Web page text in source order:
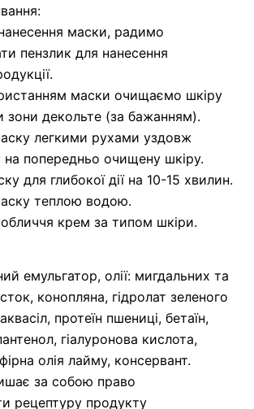
маски, радимо
пензлик для нанесення
маски очищаємо шкіру
зони декольте (за бажанням).
легкими рухами уздовж
на попередньо очищену шкіру.
для глибокої дії на 10-15 хвилин.
теплою водою.
обличчя крем за типом шкіри.
емульгатор, олії: мигдальних та
конопляна, гідролат зеленого
протеїн пшениці, бетаїн,
гіалуронова кислота,
олія лайму, консервант.
за собою право
рецептуру продукту